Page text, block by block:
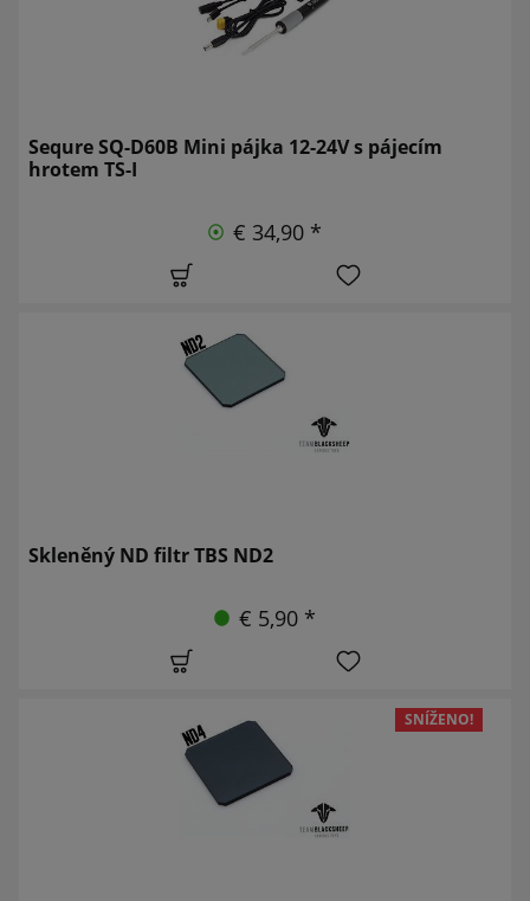
Sequre SQ-D60B Mini pájka 12-24V s pájecím
hrotem TS-I
€ 34,90 *
Skleněný ND filtr TBS ND2
€ 5,90 *
SNÍŽENO!